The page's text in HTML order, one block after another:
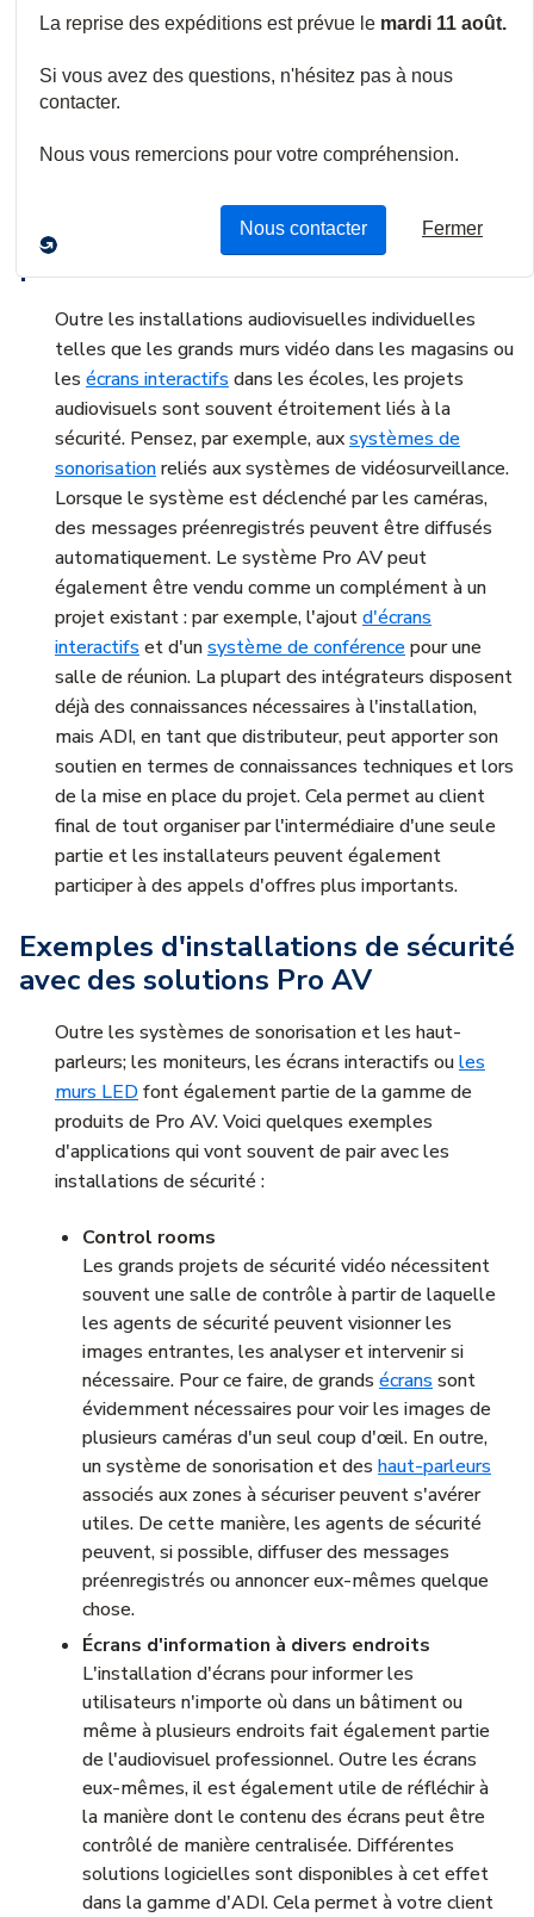
Association), la demande d'installations audiovisuelles
croître de plus de 5 % au cours des cinq prochaines années.
Le chiffre d'affaires total attendu pour les installations et
les intégrations Pro AV est d'environ 57 millions de
En quoi le Pro AV est-il important
pour les installateurs de sécurité?
Outre les installations audiovisuelles individuelles
telles que les grands murs vidéo dans les magasins ou
les écrans interactifs dans les écoles, les projets
audiovisuels sont souvent étroitement liés à la
sécurité. Pensez, par exemple, auxsystèmes de
sonorisationreliés aux systèmes de vidéosurveillance.
Lorsque le système est déclenché par les caméras,
des messages préenregistrés peuvent être diffusés
automatiquement. Le système Pro AV peut
également être vendu comme un complément à un
projet existant : par exemple, l'ajoutd'écrans
interactifs et d'unsystème de conférencepour une
salle de réunion. La plupart des intégrateurs disposent
déjà des connaissances nécessaires à l'installation,
mais ADI, en tant que distributeur, peut apporter son
soutien en termes de connaissances techniques et lors
de la mise en place du projet. Cela permet au client
final de tout organiser par l'intermédiaire d'une seule
partie et les installateurs peuvent également
participer à des appels d'offres plus importants.
Exemples d'installations de sécurité
avec des solutions Pro AV
Outre les systèmes de sonorisation et les haut-
parleurs; les moniteurs, les écrans interactifs oules
murs LEDfont également partie de la gamme de
produits de Pro AV. Voici quelques exemples
d'applications qui vont souvent de pair avec les
installations de sécurité :
Control rooms
Les grands projets de sécurité vidéo nécessitent
souvent une salle de contrôle à partir de laquelle
les agents de sécurité peuvent visionner les
images entrantes, les analyser et intervenir si
nécessaire. Pour ce faire, de grands écrans sont
évidemment nécessaires pour voir les images de
plusieurs caméras d'un seul coup d'œil. En outre,
un système de sonorisation et des haut-parleurs
associés aux zones à sécuriser peuvent s'avérer
utiles. De cette manière, les agents de sécurité
peuvent, si possible, diffuser des messages
préenregistrés ou annoncer eux-mêmes quelque
chose.
Écrans d'information à divers endroits
L'installation d'écrans pour informer les
utilisateurs n'importe où dans un bâtiment ou
même à plusieurs endroits fait également partie
de l'audiovisuel professionnel. Outre les écrans
eux-mêmes, il est également utile de réfléchir à
la manière dont le contenu des écrans peut être
contrôlé de manière centralisée. Différentes
solutions logicielles sont disponibles à cet effet
dans la gamme d'ADI. Cela permet à votre client